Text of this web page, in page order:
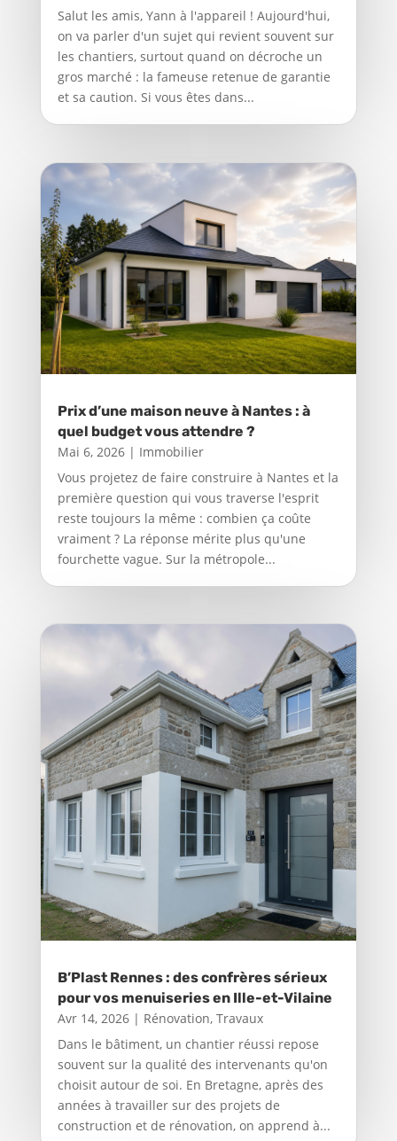
Salut les amis, Yann à l'appareil ! Aujourd'hui,
on va parler d'un sujet qui revient souvent sur
les chantiers, surtout quand on décroche un
gros marché : la fameuse retenue de garantie
et sa caution. Si vous êtes dans...
Prix d’une maison neuve à Nantes : à
quel budget vous attendre ?
Mai 6, 2026| Immobilier
Vous projetez de faire construire à Nantes et la
première question qui vous traverse l'esprit
reste toujours la même : combien ça coûte
vraiment ? La réponse mérite plus qu'une
fourchette vague. Sur la métropole...
B’Plast Rennes : des confrères sérieux
pour vos menuiseries en Ille-et-Vilaine
Avr 14, 2026| Rénovation, Travaux
Dans le bâtiment, un chantier réussi repose
souvent sur la qualité des intervenants qu'on
choisit autour de soi. En Bretagne, après des
années à travailler sur des projets de
construction et de rénovation, on apprend à...